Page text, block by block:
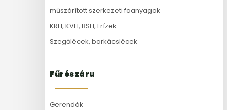
műszárított szerkezeti faanyagok
KRH, KVH, BSH, Frízek
Szegőlécek, barkácslécek
Fűrészáru
Gerendák